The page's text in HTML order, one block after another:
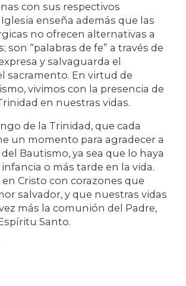
con sus respectivos
enseña además que las
no ofrecen alternativas a
son “palabras de fe” a través de
y salvaguarda el
sacramento. En virtud de
vivimos con la presencia de
en nuestras vidas.
de la Trinidad, que cada
un momento para agradecer a
Bautismo, ya sea que lo haya
o más tarde en la vida.
Cristo con corazones que
salvador, y que nuestras vidas
más la comunión del Padre,
Santo.